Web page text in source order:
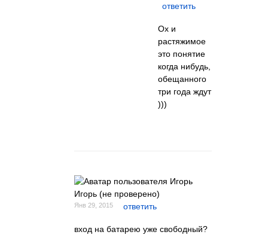
ответить
Ох и
растяжимое
это понятие
когда нибудь,
обещанного
три года ждут
)))
Игорь (не проверено)
Янв 29, 2015 ответить
вход на батарею уже свободный?